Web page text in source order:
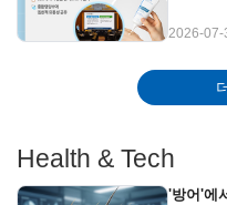
2026-07-
Health & Tech
'방어'에